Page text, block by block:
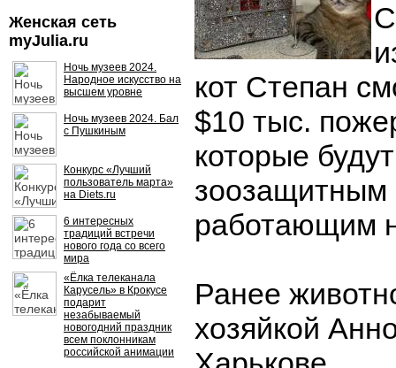
Женская сеть
myJulia.ru
Ночь музеев 2024.
Народное искусство на
высшем уровне
Ночь музеев 2024. Бал
с Пушкиным
Конкурс «Лучший
пользователь марта»
на Diets.ru
6 интересных
традиций встречи
нового года со всего
мира
«Ёлка телеканала
Карусель» в Крокусе
подарит
незабываемый
новогодний праздник
всем поклонникам
российской анимации
кот Степан
$10 тыс.
которые
работающим
Ранее
хозяйкой